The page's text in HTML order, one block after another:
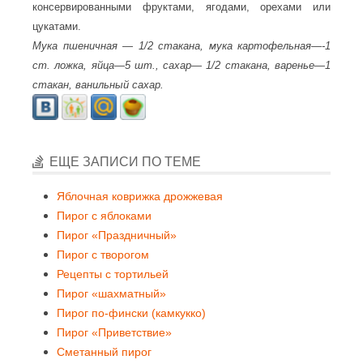
консервированными фруктами, ягодами, орехами или
цукатами.
Мука пшеничная — 1/2 стакана, мука картофельная—-1
ст. ложка, яйца—5 шт., сахар— 1/2 стакана, варенье—1
стакан, ванильный сахар.
ЕЩЕ ЗАПИСИ ПО ТЕМЕ
Яблочная коврижка дрожжевая
Пирог с яблоками
Пирог «Праздничный»
Пирог с творогом
Рецепты с тортильей
Пирог «шахматный»
Пирог по-фински (камкукко)
Пирог «Приветствие»
Сметанный пирог